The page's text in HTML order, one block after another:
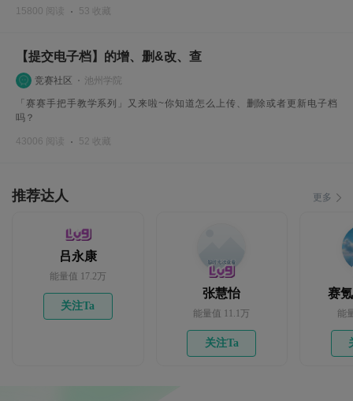
15800 阅读 53 收藏
【提交电子档】的增、删&改、查
竞赛社区 池州学院
「赛赛手把手教学系列」又来啦~你知道怎么上传、删除或者更新电子档
吗？
43006 阅读 52 收藏
推荐达人 更多
吕永康
能量值 17.2万
关注Ta
张慧怡
能量值 11.1万
关注Ta
赛
能